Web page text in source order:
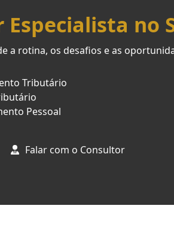
no
a rotina, os desafios e as
Tributário
Pessoal
Falar com o Consultor